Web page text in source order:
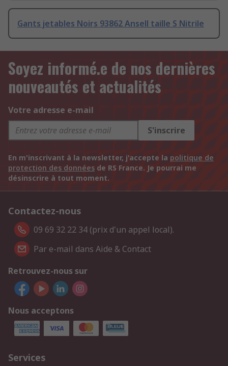
Gants jetables Noirs 93862 Ansell taille S Nitrile
Soyez informé.e de nos dernières
nouveautés et actualités
Votre adresse e-mail
S'inscrire
En m'inscrivant à la newsletter, j'accepte la politique de
protection des données de RS France. Je pourrai me
désinscrire à tout moment.
Contactez-nous
09 69 32 22 34 (prix d'un appel local).
Par e-mail dans Aide & Contact
Retrouvez-nous sur
Nous acceptons
Services